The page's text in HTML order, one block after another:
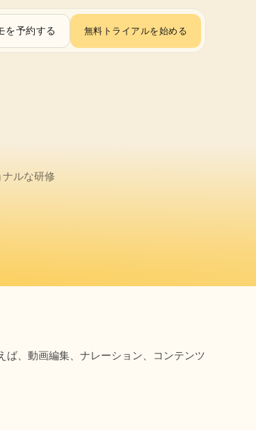
ルな研修
、動画編集、ナレーション、コンテンツ
を予約する 無料トライアルを始める